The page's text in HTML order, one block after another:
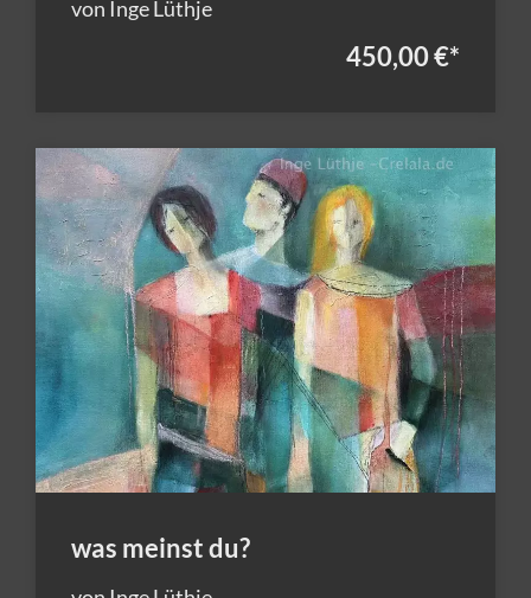
von Inge Lüthje
450,00 €*
was meinst du?